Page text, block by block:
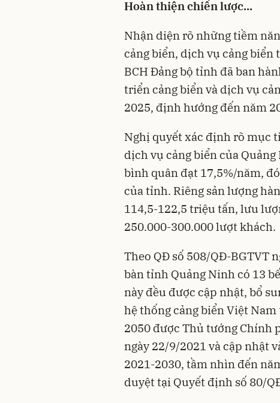
Hoàn thiện chiến lược...
Nhận diện rõ những tiềm
cảng biển, dịch vụ cảng biển
BCH Đảng bộ tỉnh đã ban
triển cảng biển và dịch vụ
2025, định hướng đến năm
Nghị quyết xác định rõ mục
dịch vụ cảng biển của
bình quân đạt 17,5%/năm,
của tỉnh. Riêng sản lượng
114,5-122,5 triệu tấn, lưu
250.000-300.000 lượt khách.
Theo QĐ số 508/QĐ-BGTVT
bàn tỉnh Quảng Ninh có 13
này đều được cập nhật, bổ
hệ thống cảng biển Việt
2050 được Thủ tướng Chính
ngày 22/9/2021 và cập nhật
2021-2030, tầm nhìn đến
duyệt tại Quyết định số 80/